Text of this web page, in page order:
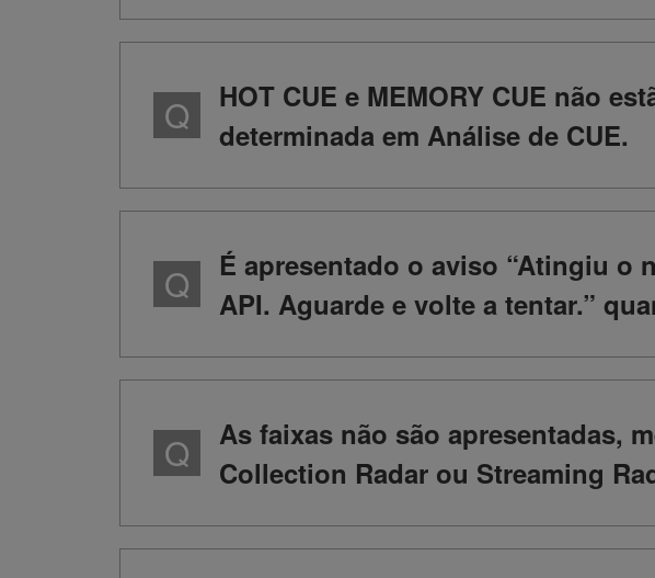
HOT CUE e MEMORY CUE não
determinada em Análise de CUE.
É apresentado o aviso “Atingiu o
API. Aguarde e volte a tentar.”
As faixas não são apresentadas,
Collection Radar ou Streaming